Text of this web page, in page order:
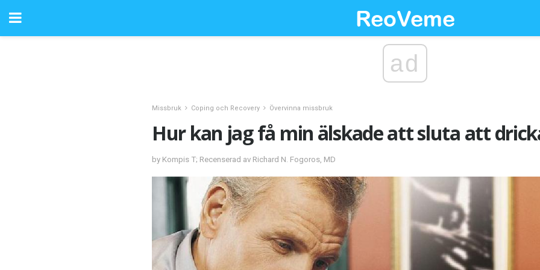
ad
Missbruk Coping och Recovery Övervinna missbruk
Hur kan jag få min älskade att sluta att
by Kompis T; Recenserad av Richard N. Fogoros, MD